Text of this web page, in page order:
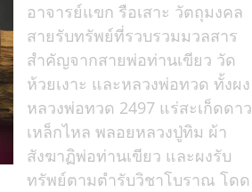
อาจารย์แขก รือเสาะ วัตถุมงคล
สายรับทรัพย์ที่รวบรวมมวลสาร
สำคัญจากสายพ่อท่านเขียว วัด
ห้วยเงาะ และหลวงพ่อทวด ทั้งผง
หลวงพ่อทวด 2497 แร่สะเก็ดดาว
เหล็กไหล พลอยหลวงปู่ทิม ผ้า
สังฆาฏิพ่อท่านเขียว และผงรับ
ทรัพย์ตามตำรับวิชาโบราณ โดด